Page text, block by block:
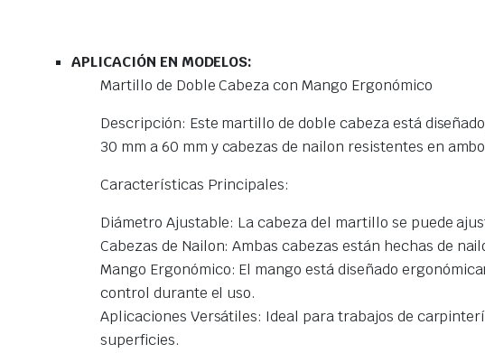
APLICACIÓN EN MODELOS:
Martillo de Doble Cabeza con Mango Ergonómico
Descripción: Este martillo de doble cabeza está
30 mm a 60 mm y cabezas de nailon resistentes en
Características Principales:
Diámetro Ajustable: La cabeza del martillo se puede
Cabezas de Nailon: Ambas cabezas están hechas de
Mango Ergonómico: El mango está diseñado
control durante el uso.
Aplicaciones Versátiles: Ideal para trabajos de
superficies.